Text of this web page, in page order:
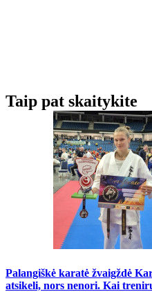
Taip pat skaitykite
Palangiškė karatė žvaigždė
atsikeli, nors nenori. Kai